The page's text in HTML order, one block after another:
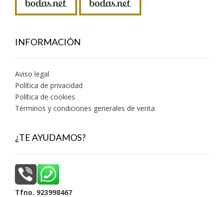
INFORMACIÓN
Aviso legal
Política de privacidad
Política de cookies
Términos y condiciones generales de venta
¿TE AYUDAMOS?
Tfno. 923998467